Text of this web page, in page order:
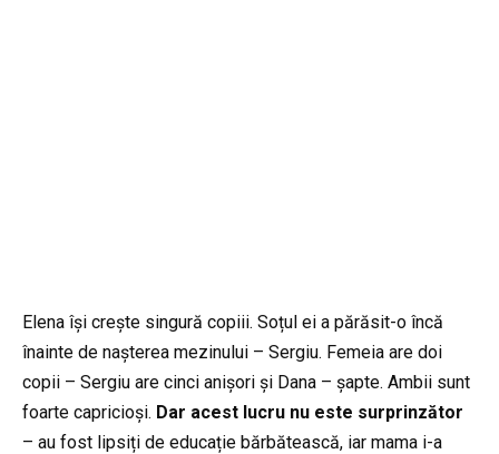
Elena își crește singură copiii. Soțul ei a părăsit-o încă
înainte de nașterea mezinului – Sergiu. Femeia are doi
copii – Sergiu are cinci anișori și Dana – șapte. Ambii sunt
foarte capricioși. Dar acest lucru nu este surprinzător
– au fost lipsiți de educație bărbătească, iar mama i-a